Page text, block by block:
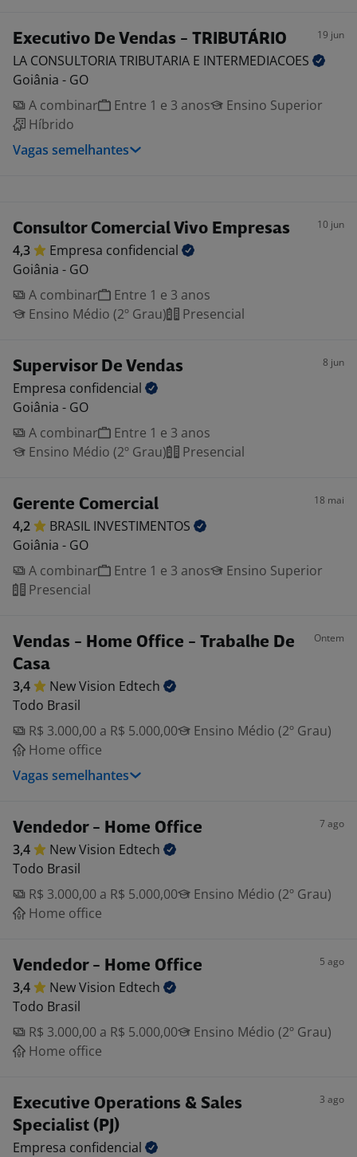
Executivo De Vendas - TRIBUTÁRIO 19 jun
LA CONSULTORIA TRIBUTARIA E INTERMEDIACOES
Goiânia - GO
A combinar
Entre 1 e 3 anos
Ensino Superior
Híbrido
Vagas semelhantes
Consultor Comercial Vivo Empresas 10 jun
4,3 Empresa confidencial
Goiânia - GO
A combinar
Entre 1 e 3 anos
Ensino Médio (2º Grau)
Presencial
Supervisor De Vendas 8 jun
Empresa confidencial
Goiânia - GO
A combinar
Entre 1 e 3 anos
Ensino Médio (2º Grau)
Presencial
Gerente Comercial 18 mai
4,2 BRASIL INVESTIMENTOS
Goiânia - GO
A combinar
Entre 1 e 3 anos
Ensino Superior
Presencial
Vendas - Home Office - Trabalhe De
Casa
Ontem
3,4 New Vision Edtech
Todo Brasil
R$ 3.000,00 a R$ 5.000,00
Ensino Médio (2º Grau)
Home office
Vagas semelhantes
Vendedor - Home Office 7 ago
3,4 New Vision Edtech
Todo Brasil
R$ 3.000,00 a R$ 5.000,00
Ensino Médio (2º Grau)
Home office
Vendedor - Home Office 5 ago
3,4 New Vision Edtech
Todo Brasil
R$ 3.000,00 a R$ 5.000,00
Ensino Médio (2º Grau)
Home office
Executive Operations & Sales
Specialist (PJ)
3 ago
Empresa confidencial